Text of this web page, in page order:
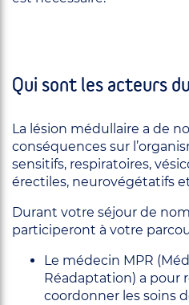
Qui sont les acteurs
La lésion médullaire a de
conséquences sur
sensitifs, respiratoires,
érectiles, neurovégétatifs
Durant votre séjour de
participeront à votre
Le médecin MPR
Réadaptation) a pour
coordonner les soins